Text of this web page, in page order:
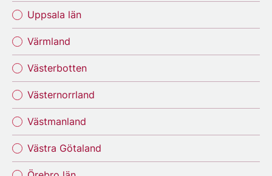
Uppsala län
Värmland
Västerbotten
Västernorrland
Västmanland
Västra Götaland